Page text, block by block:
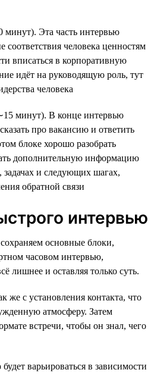
минут). Эта часть интервью
соответствия человека ценностям
вписаться в корпоративную
идёт на руководящую роль, тут
человека
минут). В конце интервью
про вакансию и ответить
блоке хорошо разобрать
дополнительную информацию
задачах и следующих шагах,
обратной связи
интервью
основные блоки,
часовом интервью,
лишнее и оставляя только суть.
же с установления контакта, что
атмосферу. Затем
встречи, чтобы он знал, чего
варьироваться в зависимости